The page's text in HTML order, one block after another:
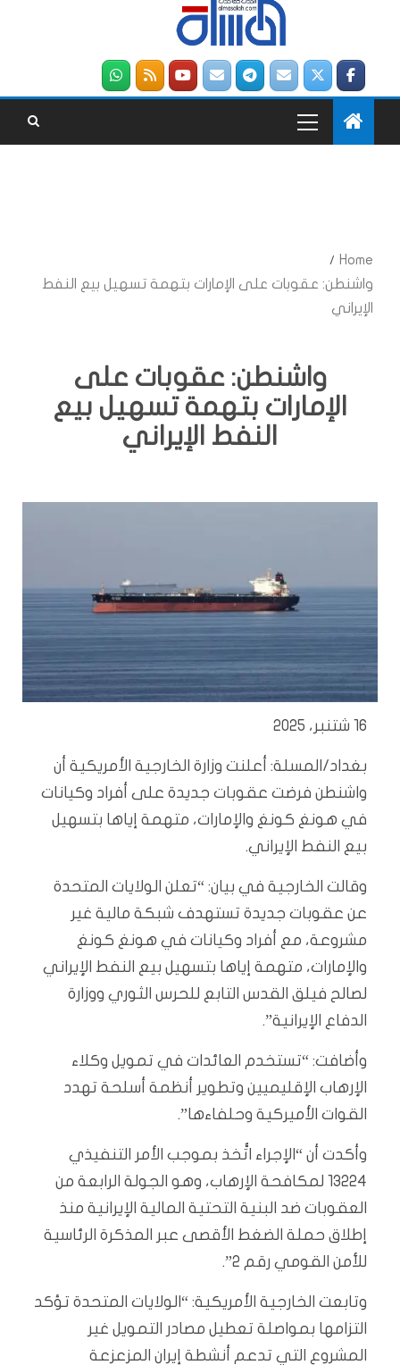
Home
واشنطن: عقوبات على الإمارات بتهمة تسهيل بيع النفط
الإيراني
واشنطن: عقوبات على
الإمارات بتهمة تسهيل بيع
النفط الإيراني
16 شتنبر، 2025
بغداد/المسلة: أعلنت وزارة الخارجية الأمريكية أن
واشنطن فرضت عقوبات جديدة على أفراد وكيانات
في هونغ كونغ والإمارات، متهمة إياها بتسهيل
بيع النفط الإيراني.
وقالت الخارجية في بيان: “تعلن الولايات المتحدة
عن عقوبات جديدة تستهدف شبكة مالية غير
مشروعة، مع أفراد وكيانات في هونغ كونغ
والإمارات، متهمة إياها بتسهيل بيع النفط الإيراني
لصالح فيلق القدس التابع للحرس الثوري ووزارة
الدفاع الإيرانية”.
وأضافت: “تستخدم العائدات في تمويل وكلاء
الإرهاب الإقليميين وتطوير أنظمة أسلحة تهدد
القوات الأميركية وحلفاءها”.
وأكدت أن “الإجراء اتُّخذ بموجب الأمر التنفيذي
13224 لمكافحة الإرهاب، وهو الجولة الرابعة من
العقوبات ضد البنية التحتية المالية الإيرانية منذ
إطلاق حملة الضغط الأقصى عبر المذكرة الرئاسية
للأمن القومي رقم 2”.
وتابعت الخارجية الأمريكية: “الولايات المتحدة تؤكد
التزامها بمواصلة تعطيل مصادر التمويل غير
المشروع التي تدعم أنشطة إيران المزعزعة